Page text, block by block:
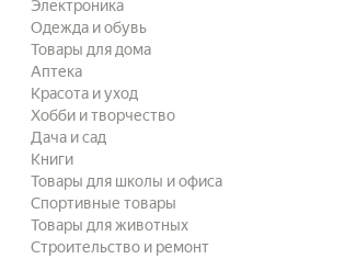
Электроника
Одежда и обувь
Товары для дома
Аптека
Красота и уход
Хобби и творчество
Дача и сад
Книги
Товары для школы и офиса
Спортивные товары
Товары для животных
Строительство и ремонт